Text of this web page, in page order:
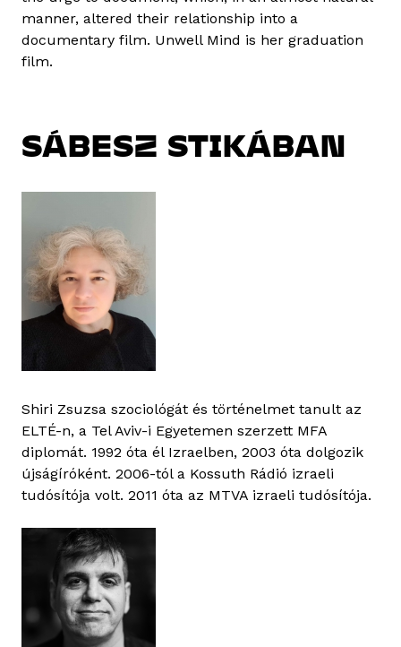
manner, altered their relationship into a
documentary film. Unwell Mind is her graduation
film.
SÁBESZ STIKÁBAN
Shiri Zsuzsa szociológát és történelmet tanult az
ELTÉ-n, a Tel Aviv-i Egyetemen szerzett MFA
diplomát. 1992 óta él Izraelben, 2003 óta dolgozik
újságíróként. 2006-tól a Kossuth Rádió izraeli
tudósítója volt. 2011 óta az MTVA izraeli tudósítója.